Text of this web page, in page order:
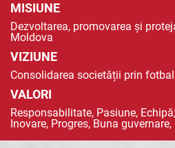
MISIUNE
Dezvoltarea, promovarea și
Moldova
VIZIUNE
Consolidarea societății prin fotbal
VALORI
Responsabilitate, Pasiune, Echipă;
Inovare, Progres, Buna